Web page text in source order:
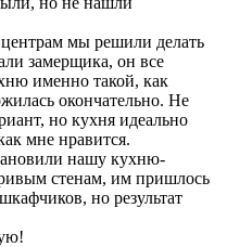
мы решили делать
замерщика, он все
именно такой, как
окончательно. Не
но кухня идеально
мне нравится.
нашу кухню-
стенам, им пришлось
но результат